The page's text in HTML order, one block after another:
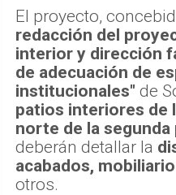
El proyecto,
redacción del
interior y dirección
de adecuación de
institucionales" de
patios interiores de
norte de la segunda
deberán detallar la
acabados,
otros.